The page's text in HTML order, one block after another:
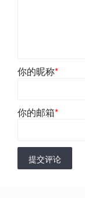
你的昵称*
你的邮箱*
提交评论